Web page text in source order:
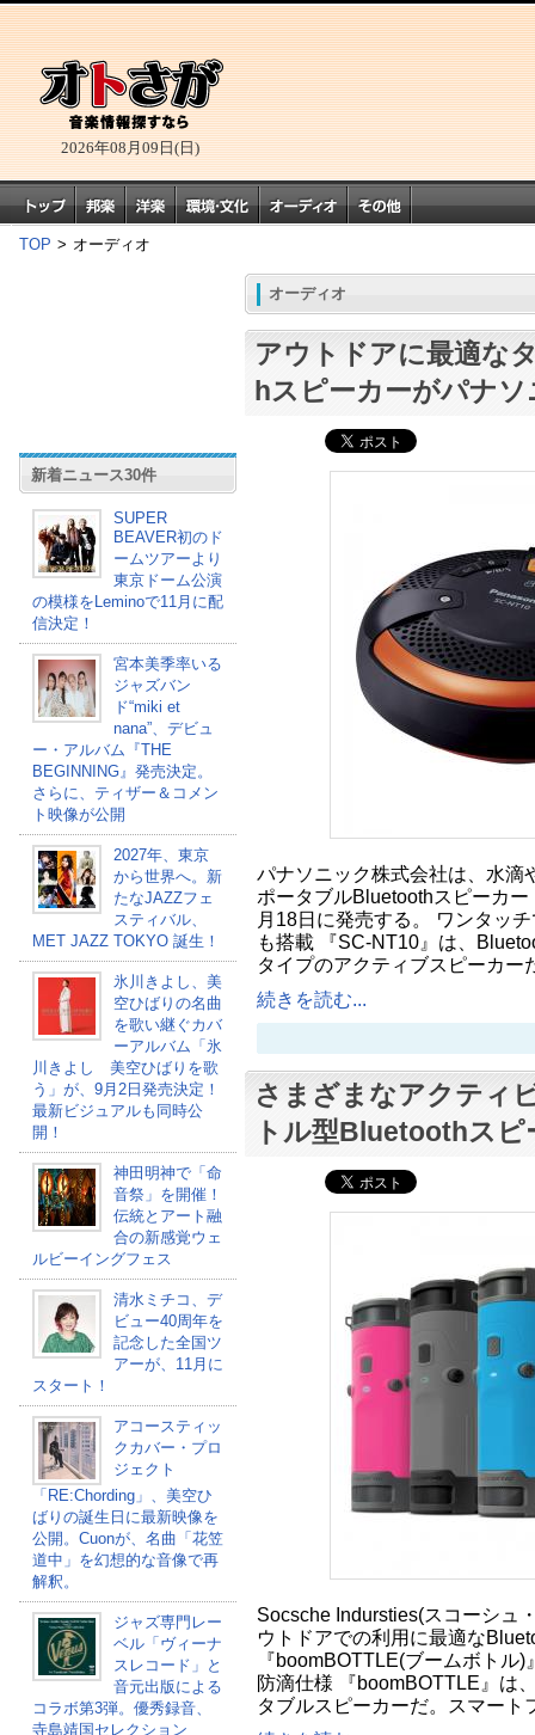
2026年08月09日(日)
TOP > オーディオ
新着ニュース30件
SUPER
BEAVER初のド
ームツアーより
東京ドーム公演
の模様をLeminoで11月に配
信決定！
宮本美季率いる
ジャズバン
ド“miki et
nana”、デビュ
ー・アルバム『THE
BEGINNING』発売決定。
さらに、ティザー＆コメン
ト映像が公開
2027年、東京
から世界へ。新
たなJAZZフェ
スティバル、
MET JAZZ TOKYO 誕生！
氷川きよし、美
空ひばりの名曲
を歌い継ぐカバ
ーアルバム「氷
川きよし 美空ひばりを歌
う」が、9月2日発売決定！
最新ビジュアルも同時公
開！
神田明神で「命
音祭」を開催！
伝統とアート融
合の新感覚ウェ
ルビーイングフェス
清水ミチコ、デ
ビュー40周年を
記念した全国ツ
アーが、11月に
スタート！
アコースティッ
クカバー・プロ
ジェクト
「RE:Chording」、美空ひ
ばりの誕生日に最新映像を
公開。Cuonが、名曲「花笠
道中」を幻想的な音像で再
解釈。
ジャズ専門レー
ベル「ヴィーナ
スレコード」と
音元出版による
コラボ第3弾。優秀録音、
寺島靖国セレクション
オーディオ
アウトドアに最適な
hスピーカーがパナ
パナソニック株式会社は、水滴
ポータブルBluetoothスピーカ
月18日に発売する。 ワンタッ
も搭載 『SC-NT10』は、
タイプのアクティブスピーカ
続きを読む...
さまざまなアクティ
トル型Bluetoothスピ
Socsche Indursties(スコーシュ
ウトドアでの利用に最適な
『boomBOTTLE(ブームボトル
防滴仕様 『boomBOTTLE』は
タブルスピーカーだ。スマー